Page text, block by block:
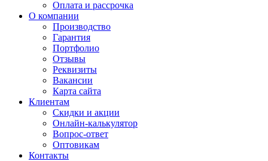
Оплата и рассрочка
О компании
Производство
Гарантия
Портфолио
Отзывы
Реквизиты
Вакансии
Карта сайта
Клиентам
Скидки и акции
Онлайн-калькулятор
Вопрос-ответ
Оптовикам
Контакты